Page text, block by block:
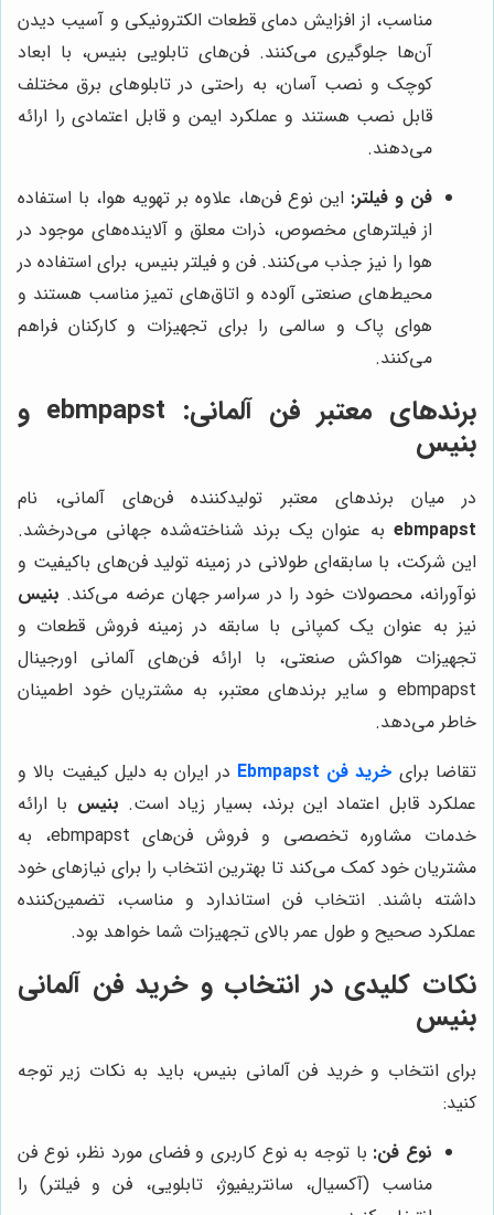
مناسب، از افزایش دمای قطعات الکترونیکی و آسیب دیدن
آن‌ها جلوگیری می‌کنند. فن‌های تابلویی بنیس، با ابعاد
کوچک و نصب آسان، به راحتی در تابلوهای برق مختلف
قابل نصب هستند و عملکرد ایمن و قابل اعتمادی را ارائه
می‌دهند.
فن و فیلتر: این نوع فن‌ها، علاوه بر تهویه هوا، با استفاده
از فیلترهای مخصوص، ذرات معلق و آلاینده‌های موجود در
هوا را نیز جذب می‌کنند. فن و فیلتر بنیس، برای استفاده در
محیط‌های صنعتی آلوده و اتاق‌های تمیز مناسب هستند و
هوای پاک و سالمی را برای تجهیزات و کارکنان فراهم
می‌کنند.
برندهای معتبر فن آلمانی: ebmpapst و
بنیس
در میان برندهای معتبر تولیدکننده فن‌های آلمانی، نام
ebmpapst به عنوان یک برند شناخته‌شده جهانی می‌درخشد.
این شرکت، با سابقه‌ای طولانی در زمینه تولید فن‌های باکیفیت و
نوآورانه، محصولات خود را در سراسر جهان عرضه می‌کند. بنیس
نیز به عنوان یک کمپانی با سابقه در زمینه فروش قطعات و
تجهیزات هواکش صنعتی، با ارائه فن‌های آلمانی اورجینال
ebmpapst و سایر برندهای معتبر، به مشتریان خود اطمینان
خاطر می‌دهد.
تقاضا برای خرید فن Ebmpapst
در ایران به دلیل کیفیت بالا و
عملکرد قابل اعتماد این برند، بسیار زیاد است. بنیس با ارائه
خدمات مشاوره تخصصی و فروش فن‌های ebmpapst، به
مشتریان خود کمک می‌کند تا بهترین انتخاب را برای نیازهای خود
داشته باشند. انتخاب فن استاندارد و مناسب، تضمین‌کننده
عملکرد صحیح و طول عمر بالای تجهیزات شما خواهد بود.
نکات کلیدی در انتخاب و خرید فن آلمانی
بنیس
برای انتخاب و خرید فن آلمانی بنیس، باید به نکات زیر توجه
کنید:
نوع فن: با توجه به نوع کاربری و فضای مورد نظر، نوع فن
مناسب (آکسیال، سانتریفیوژ، تابلویی، فن و فیلتر) را